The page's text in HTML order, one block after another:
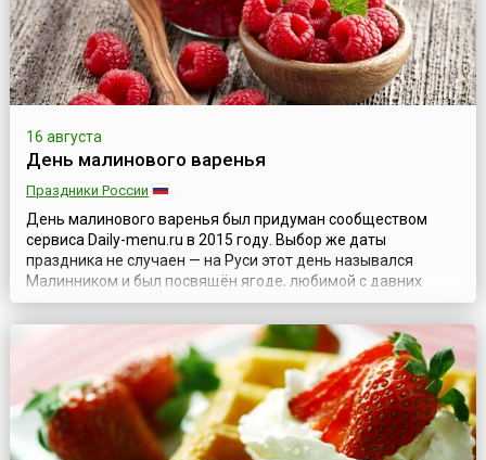
16 августа
День малинового варенья
Праздники России
День малинового варенья был придуман сообществом
сервиса Daily-menu.ru в 2015 году. Выбор же даты
праздника не случаен — на Руси этот день назывался
Малинником и был посвящён ягоде, любимой с давних
времен всеми, вне зависимости от возраста и социального
положения. Малину ценили во все времена за её вкус и
полезные качества и использовали не только как продукт
питания, но и как целебное средст...